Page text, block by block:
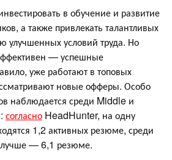
в обучение и развитие
а также привлекать талантливых
улучшенных условий труда. Но
— успешные
уже работают в топовых
новые офферы. Особо
наблюдается среди Middle и
согласно HeadHunter, на одну
1,2 активных резюме, среди
лучше — 6,1 резюме.